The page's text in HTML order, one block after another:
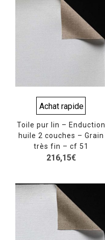
Achat rapide
Toile pur lin – Enduction
huile 2 couches – Grain
très fin – cf 51
216,15€